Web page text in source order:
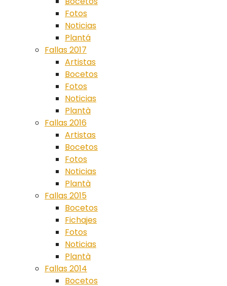
Fotos
Noticias
Plantá
Fallas 2017
Artistas
Bocetos
Fotos
Noticias
Plantà
Fallas 2016
Artistas
Bocetos
Fotos
Noticias
Plantà
Fallas 2015
Bocetos
Fichajes
Fotos
Noticias
Plantà
Fallas 2014
Bocetos